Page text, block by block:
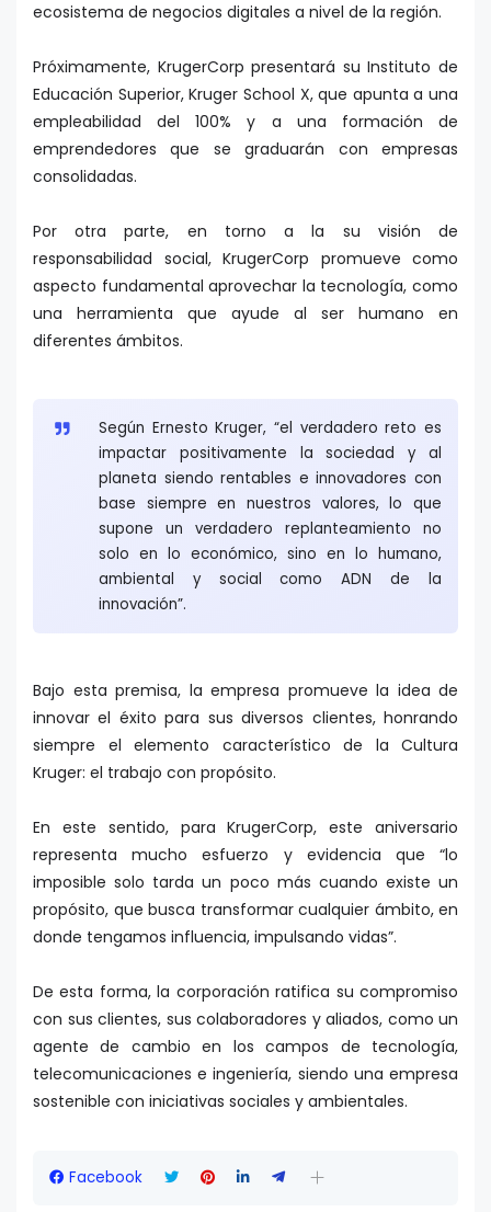
ecosistema de negocios digitales a nivel de la región.
Próximamente, KrugerCorp presentará su Instituto de
Educación Superior, Kruger School X, que apunta a una
empleabilidad del 100% y a una formación de
emprendedores que se graduarán con empresas
consolidadas.
Por otra parte, en torno a la su visión de
responsabilidad social, KrugerCorp promueve como
aspecto fundamental aprovechar la tecnología, como
una herramienta que ayude al ser humano en
diferentes ámbitos.
Según Ernesto Kruger, “el verdadero reto es
impactar positivamente la sociedad y al
planeta siendo rentables e innovadores con
base siempre en nuestros valores, lo que
supone un verdadero replanteamiento no
solo en lo económico, sino en lo humano,
ambiental y social como ADN de la
innovación”.
Bajo esta premisa, la empresa promueve la idea de
innovar el éxito para sus diversos clientes, honrando
siempre el elemento característico de la Cultura
Kruger: el trabajo con propósito.
En este sentido, para KrugerCorp, este aniversario
representa mucho esfuerzo y evidencia que “lo
imposible solo tarda un poco más cuando existe un
propósito, que busca transformar cualquier ámbito, en
donde tengamos influencia, impulsando vidas”.
De esta forma, la corporación ratifica su compromiso
con sus clientes, sus colaboradores y aliados, como un
agente de cambio en los campos de tecnología,
telecomunicaciones e ingeniería, siendo una empresa
sostenible con iniciativas sociales y ambientales.
Facebook